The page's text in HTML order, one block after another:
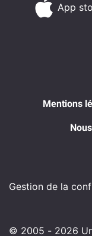
App
Mentions
Gestion de la
© 2005 - 2026